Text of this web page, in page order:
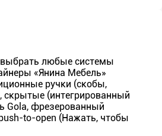
любые системы
«Янина Мебель»
ручки (скобы,
скрытые (интегрированный
Gola, фрезерованный
to-open (Нажать, чтобы